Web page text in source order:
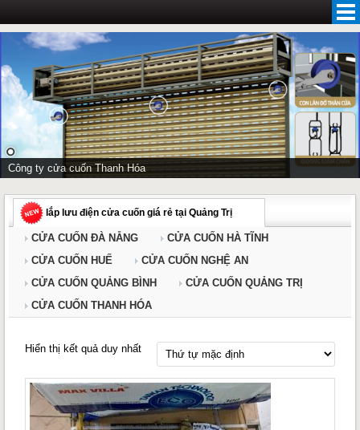
content
Công ty cửa cuốn Thanh Hóa
lắp lưu điện cửa cuốn giá rẻ tại Quảng Trị
CỬA CUỐN ĐÀ NẴNG
CỬA CUỐN HÀ TĨNH
CỬA CUỐN HUẾ
CỬA CUỐN NGHỆ AN
CỬA CUỐN QUẢNG BÌNH
CỬA CUỐN QUẢNG TRỊ
CỬA CUỐN THANH HÓA
Hiển thị kết quả duy nhất